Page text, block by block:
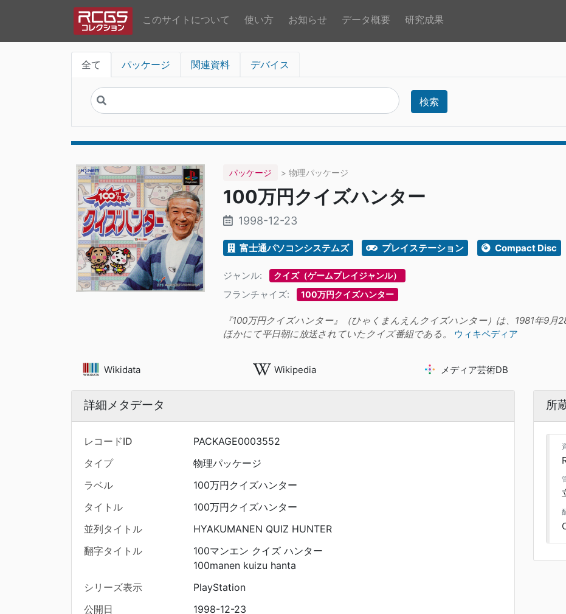
このサイトについて 使い方 お知らせ データ概要 研究成果
全て パッケージ 関連資料 デバイス
検索
パッケージ > 物理パッケージ
100万円クイズハンター
1998-12-23
富士通パソコンシステムズ プレイステーション Compact Disc
ジャンル: クイズ（ゲームプレイジャンル）
フランチャイズ: 100万円クイズハンター
『100万円クイズハンター』（ひゃくまんえんクイズハンター）は、1981年9月
ほかにて平日朝に放送されていたクイズ番組である。
ウィキペディア
Wikidata Wikipedia メディア芸術DB
詳細メタデータ
レコードID
PACKAGE0003552
タイプ
物理パッケージ
ラベル
100万円クイズハンター
タイトル
100万円クイズハンター
並列タイトル
HYAKUMANEN QUIZ HUNTER
翻字タイトル
100マンエン クイズ ハンター
100manen kuizu hanta
シリーズ表示
PlayStation
公開日
1998-12-23
所